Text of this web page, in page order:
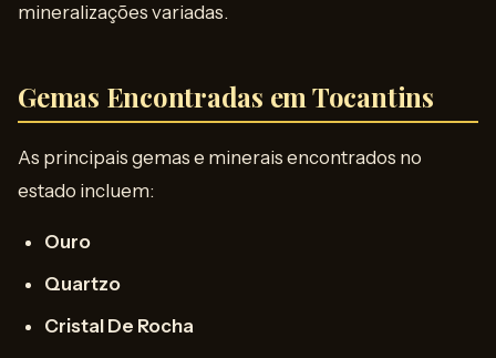
mineralizações variadas.
Gemas Encontradas em Tocantins
As principais gemas e minerais encontrados no
estado incluem:
Ouro
Quartzo
Cristal De Rocha